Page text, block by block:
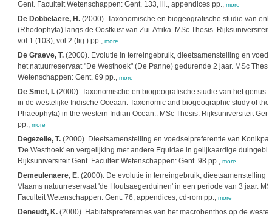
Gent. Faculteit Wetenschappen: Gent. 133, ill., appendices pp., more
De Dobbelaere, H.(2000). Taxonomische en biogeografische studie van
(Rhodophyta) langs de Oostkust van Zui-Afrika. MSc Thesis.
vol.1 (103); vol 2 (fig.) pp., more
De Graeve, T.(2000). Evolutie in terreingebruik, dieetsamenstelling en
het natuurreservaat "De Westhoek" (De Panne) gedurende 2 jaar. MSc
Wetenschappen: Gent. 69 pp., more
De Smet, I.(2000). Taxonomische en biogeografische studie van het genus
in de westelijke Indische Oceaan. Taxonomic and biogeographic study of
Phaeophyta) in the western Indian Ocean.. MSc Thesis. Rijksuniversiteit
pp., more
Degezelle, T.(2000). Dieetsamenstelling en voedselpreferentie van
'De Westhoek' en vergelijking met andere Equidae in gelijkaardige
Rijksuniversiteit Gent. Faculteit Wetenschappen: Gent. 98 pp., more
Demeulenaere, E.(2000). De evolutie in terreingebruik, dieetsamenstelling
Vlaams natuurreservaat 'de Houtsaegerduinen' in een periode van 3 jaar.
Faculteit Wetenschappen: Gent. 76, appendices, cd-rom pp., more
Deneudt, K.(2000). Habitatspreferenties van het macrobenthos op de